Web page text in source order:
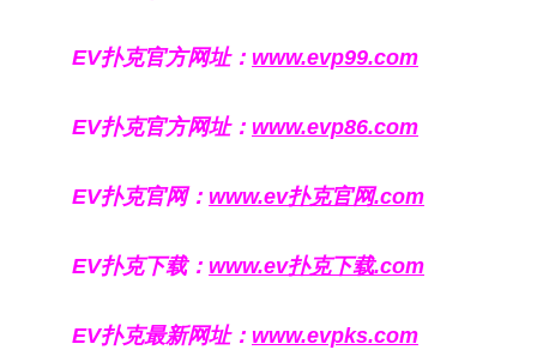
EV扑克官方网址： www.evp99.com
EV扑克官方网址： www.evp86.com
EV扑克官网： www.ev扑克官网.com
EV扑克下载： www.ev扑克下载.com
EV扑克最新网址： www.evpks.com